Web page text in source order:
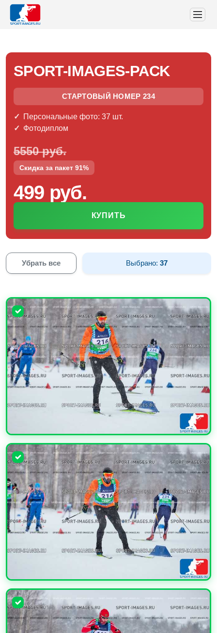
SPORT-IMAGES-PACK
СТАРТОВЫЙ НОМЕР 234
Персональные фото: 37 шт.
Фотодиплом
5550 руб.
Скидка за пакет 91%
499 руб.
КУПИТЬ
Убрать все Выбрано:37
УВЕЛИЧИТЬ
УВЕЛИЧИТЬ